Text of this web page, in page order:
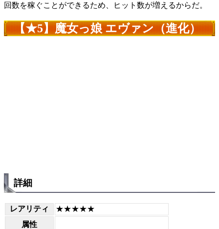
回数を稼ぐことができるため、ヒット数が増えるからだ。
【★5】魔女っ娘 エヴァン（進化）
詳細
レアリティ
★★★★★
属性